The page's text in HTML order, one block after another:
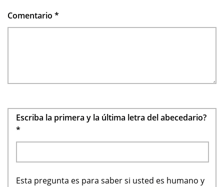
Comentario *
Escriba la primera y la última letra del abecedario?
*
Esta pregunta es para saber si usted es humano y